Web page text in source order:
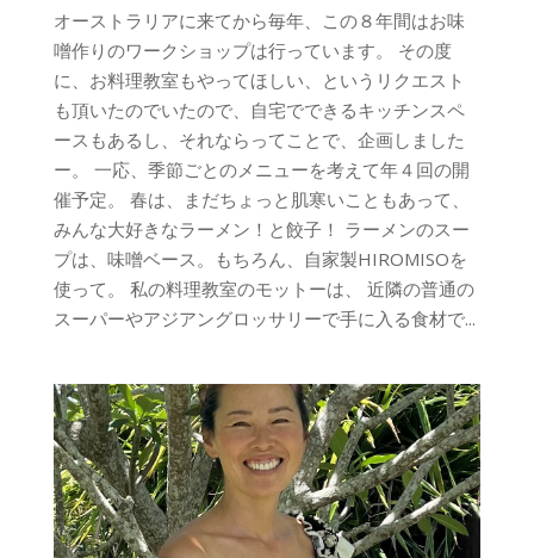
オーストラリアに来てから毎年、この８年間はお味
噌作りのワークショップは行っています。 その度
に、お料理教室もやってほしい、というリクエスト
も頂いたのでいたので、自宅でできるキッチンスペ
ースもあるし、それならってことで、企画しました
ー。 一応、季節ごとのメニューを考えて年４回の開
催予定。 春は、まだちょっと肌寒いこともあって、
みんな大好きなラーメン！と餃子！ ラーメンのスー
プは、味噌ベース。もちろん、自家製HIROMISOを
使って。 私の料理教室のモットーは、 近隣の普通の
スーパーやアジアングロッサリーで手に入る食材で...